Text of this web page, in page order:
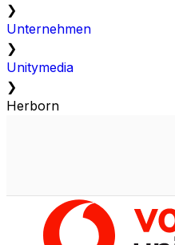
❯
Unternehmen
❯
Unitymedia
❯
Herborn